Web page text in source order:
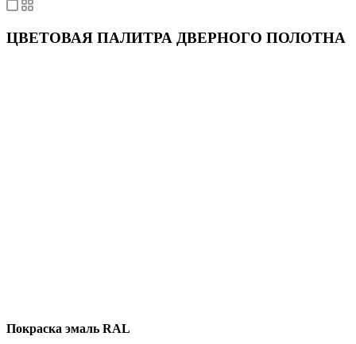
ЦВЕТОВАЯ ПАЛИТРА ДВЕРНОГО ПОЛОТНА
Покраска эмаль RAL